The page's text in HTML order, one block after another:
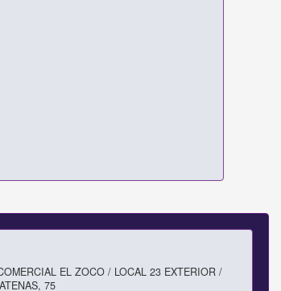
EL ZOCO / LOCAL 23 EXTERIOR /
75